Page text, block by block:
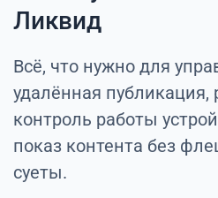
Ликвид
Всё, что нужно для
удалённая публикация,
контроль работы
показ контента без
суеты.